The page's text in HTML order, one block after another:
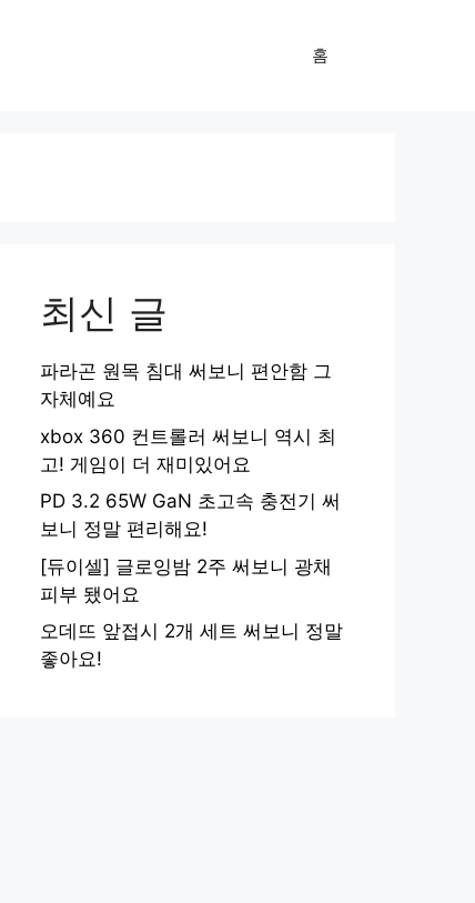
홈
최신 글
파라곤 원목 침대 써보니 편안함 그
자체예요
xbox 360 컨트롤러 써보니 역시 최
고! 게임이 더 재미있어요
PD 3.2 65W GaN 초고속 충전기 써
보니 정말 편리해요!
[듀이셀] 글로잉밤 2주 써보니 광채
피부 됐어요
오데뜨 앞접시 2개 세트 써보니 정말
좋아요!